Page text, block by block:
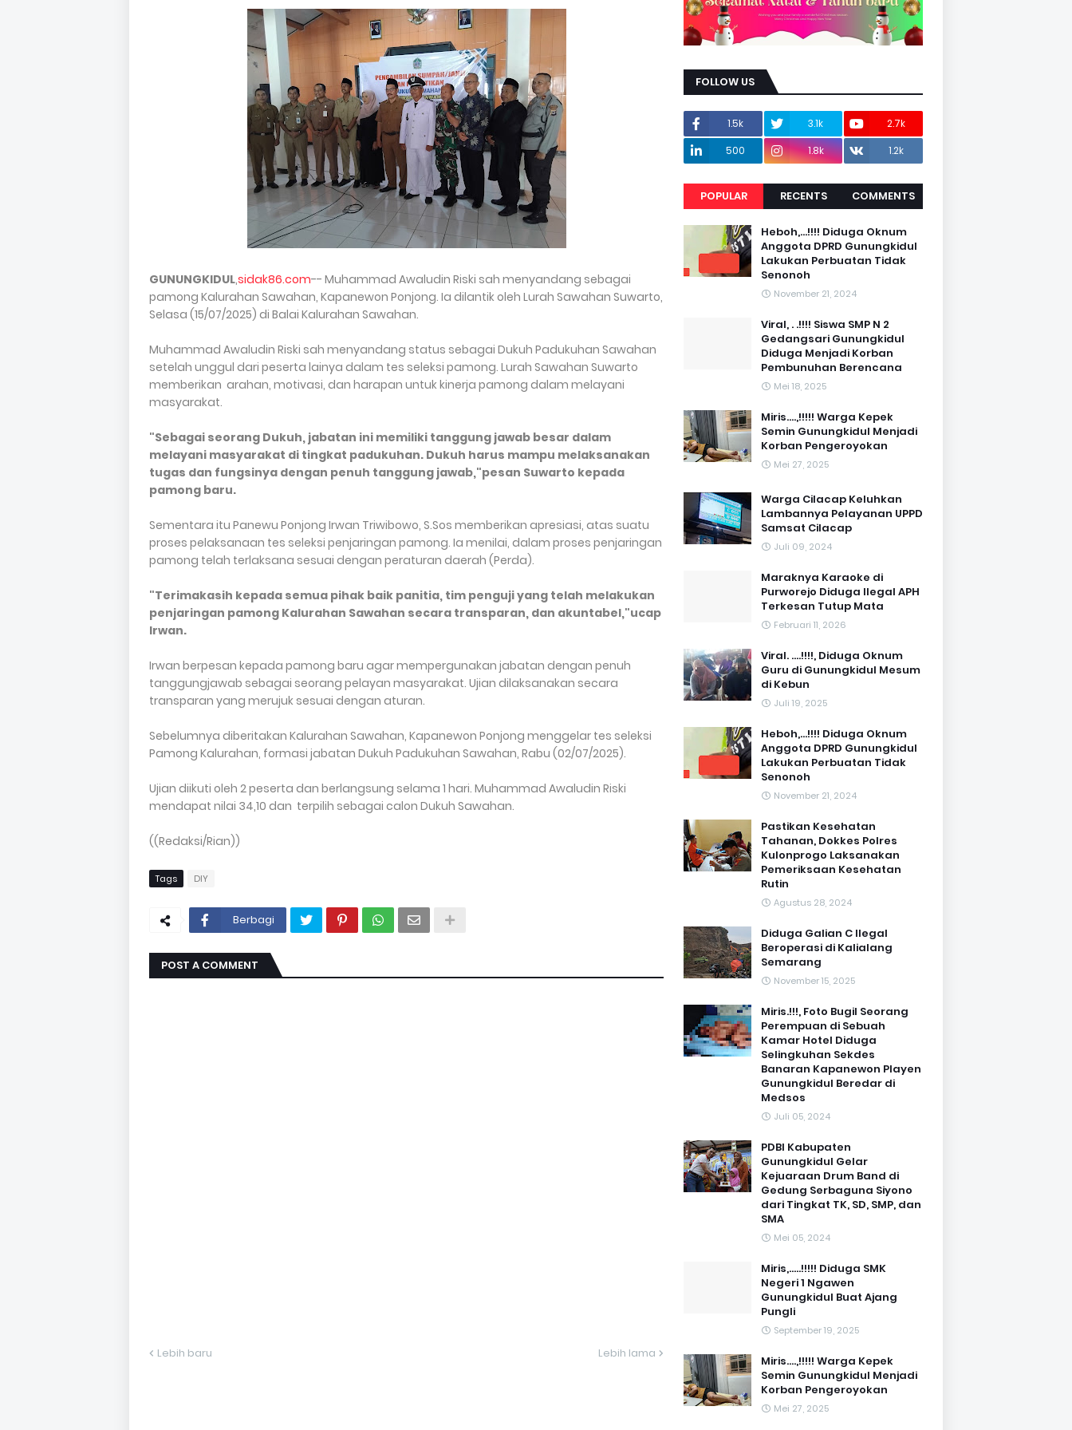
GUNUNGKIDUL,sidak86.com-- Muhammad Awaludin Riski sah menyandang sebagai
pamong Kalurahan Sawahan, Kapanewon Ponjong. Ia dilantik oleh Lurah Sawahan Suwarto,
Selasa (15/07/2025) di Balai Kalurahan Sawahan.
Muhammad Awaludin Riski sah menyandang status sebagai Dukuh Padukuhan Sawahan
setelah unggul dari peserta lainya dalam tes seleksi pamong. Lurah Sawahan Suwarto
memberikan arahan, motivasi, dan harapan untuk kinerja pamong dalam melayani
masyarakat.
"Sebagai seorang Dukuh, jabatan ini memiliki tanggung jawab besar dalam
melayani masyarakat di tingkat padukuhan. Dukuh harus mampu melaksanakan
tugas dan fungsinya dengan penuh tanggung jawab,"pesan Suwarto kepada
pamong baru.
Sementara itu Panewu Ponjong Irwan Triwibowo, S.Sos memberikan apresiasi, atas suatu
proses pelaksanaan tes seleksi penjaringan pamong. Ia menilai, dalam proses penjaringan
pamong telah terlaksana sesuai dengan peraturan daerah (Perda).
"Terimakasih kepada semua pihak baik panitia, tim penguji yang telah melakukan
penjaringan pamong Kalurahan Sawahan secara transparan, dan akuntabel,"ucap
Irwan.
Irwan berpesan kepada pamong baru agar mempergunakan jabatan dengan penuh
tanggungjawab sebagai seorang pelayan masyarakat. Ujian dilaksanakan secara
transparan yang merujuk sesuai dengan aturan.
Sebelumnya diberitakan Kalurahan Sawahan, Kapanewon Ponjong menggelar tes seleksi
Pamong Kalurahan, formasi jabatan Dukuh Padukuhan Sawahan, Rabu (02/07/2025).
Ujian diikuti oleh 2 peserta dan berlangsung selama 1 hari. Muhammad Awaludin Riski
mendapat nilai 34,10 dan terpilih sebagai calon Dukuh Sawahan.
((Redaksi/Rian))
Tags DIY
Berbagi
POST A COMMENT
Lebih baru Lebih lama
FOLLOW US
1.5k 3.1k
2.7k
500
1.8k 1.2k
POPULAR RECENTS COMMENTS
Heboh,...!!!! Diduga Oknum
Anggota DPRD Gunungkidul
Lakukan Perbuatan Tidak
Senonoh
November 21, 2024
Viral, . .!!!! Siswa SMP N 2
Gedangsari Gunungkidul
Diduga Menjadi Korban
Pembunuhan Berencana
Mei 18, 2025
Miris....,!!!!! Warga Kepek
Semin Gunungkidul Menjadi
Korban Pengeroyokan
Mei 27, 2025
Warga Cilacap Keluhkan
Lambannya Pelayanan UPPD
Samsat Cilacap
Juli 09, 2024
Maraknya Karaoke di
Purworejo Diduga Ilegal APH
Terkesan Tutup Mata
Februari 11, 2026
Viral. ....!!!!, Diduga Oknum
Guru di Gunungkidul Mesum
di Kebun
Juli 19, 2025
Heboh,...!!!! Diduga Oknum
Anggota DPRD Gunungkidul
Lakukan Perbuatan Tidak
Senonoh
November 21, 2024
Pastikan Kesehatan
Tahanan, Dokkes Polres
Kulonprogo Laksanakan
Pemeriksaan Kesehatan
Rutin
Agustus 28, 2024
Diduga Galian C Ilegal
Beroperasi di Kalialang
Semarang
November 15, 2025
Miris.!!!, Foto Bugil Seorang
Perempuan di Sebuah
Kamar Hotel Diduga
Selingkuhan Sekdes
Banaran Kapanewon Playen
Gunungkidul Beredar di
Medsos
Juli 05, 2024
PDBI Kabupaten
Gunungkidul Gelar
Kejuaraan Drum Band di
Gedung Serbaguna Siyono
dari Tingkat TK, SD, SMP, dan
SMA
Mei 05, 2024
Miris,.....!!!!! Diduga SMK
Negeri 1 Ngawen
Gunungkidul Buat Ajang
Pungli
September 19, 2025
Miris....,!!!!! Warga Kepek
Semin Gunungkidul Menjadi
Korban Pengeroyokan
Mei 27, 2025